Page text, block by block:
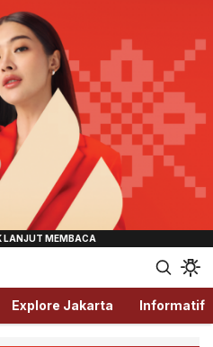
Ada Disini!
Explore Jakarta Informatif